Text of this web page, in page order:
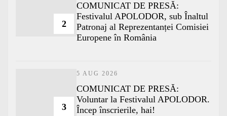
2
COMUNICAT DE PRESĂ:
Festivalul APOLODOR, sub Înaltul
Patronaj al Reprezentanței Comisiei
Europene în România
3
5 AUG 2026
COMUNICAT DE PRESĂ:
Voluntar la Festivalul APOLODOR.
Încep înscrierile, hai!